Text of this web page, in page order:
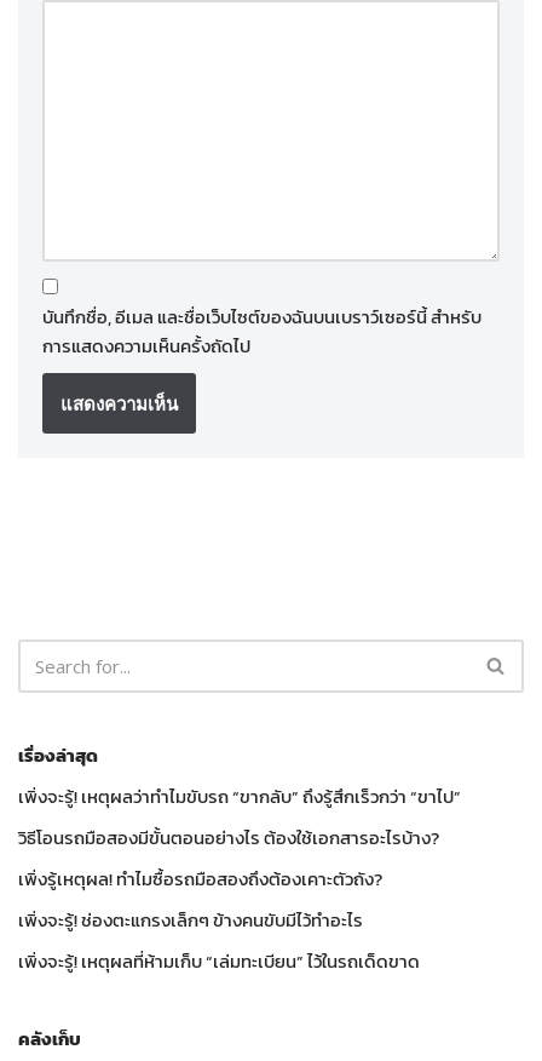
บันทึกชื่อ, อีเมล และชื่อเว็บไซต์ของฉันบนเบราว์เซอร์นี้ สำหรับ
การแสดงความเห็นครั้งถัดไป
เรื่องล่าสุด
เพิ่งจะรู้! เหตุผลว่าทำไมขับรถ “ขากลับ” ถึงรู้สึกเร็วกว่า “ขาไป”
วิธีโอนรถมือสองมีขั้นตอนอย่างไร ต้องใช้เอกสารอะไรบ้าง?
เพิ่งรู้เหตุผล! ทำไมซื้อรถมือสองถึงต้องเคาะตัวถัง?
เพิ่งจะรู้! ช่องตะแกรงเล็กๆ ข้างคนขับมีไว้ทำอะไร
เพิ่งจะรู้! เหตุผลที่ห้ามเก็บ “เล่มทะเบียน” ไว้ในรถเด็ดขาด
คลังเก็บ